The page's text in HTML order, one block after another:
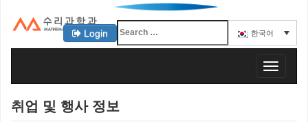
KAIST 수리과학과
Login 한국어
T
o
취업 및 행사 정보